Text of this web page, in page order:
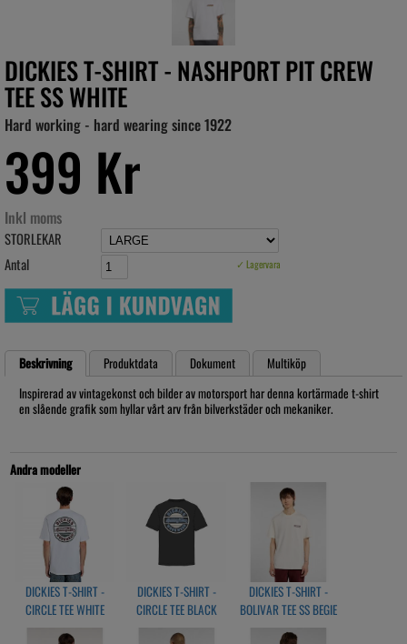
DICKIES T-SHIRT - NASHPORT PIT CREW
TEE SS WHITE
Hard working - hard wearing since 1922
399 Kr
Inkl moms
STORLEKAR
Antal
✓ Lagervara
Beskrivning Produktdata Dokument
Multiköp
Inspirerad av vintagekonst och bilder av motorsport har denna kortärmade t-shirt
en slående grafik som hyllar vårt arv från bilverkstäder och mekaniker.
Andra modeller
DICKIES T-SHIRT -
CIRCLE TEE WHITE
DICKIES T-SHIRT -
CIRCLE TEE BLACK
DICKIES T-SHIRT -
BOLIVAR TEE SS BEGIE